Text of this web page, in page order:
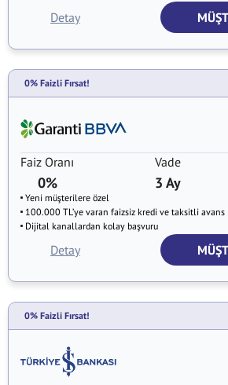
Detay
0% Faizli Fırsat!
Faiz Oranı
0%
Vade
3 Ay
Yeni müşterilere özel
100.000 TL’ye varan faizsiz kredi ve taksitli avans
Dijital kanallardan kolay başvuru
Detay
0% Faizli Fırsat!